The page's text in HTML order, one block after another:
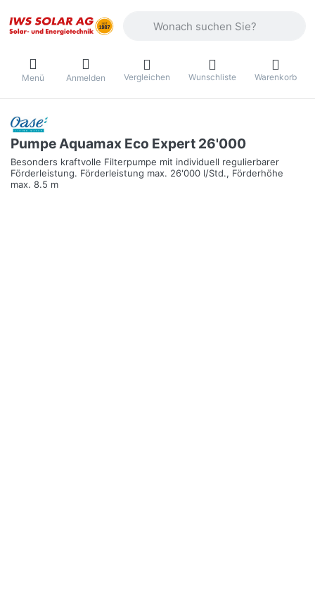
Menü Anmelden Vergleichen Wunschliste Warenkorb
Pumpe Aquamax Eco Expert 26'000
Besonders kraftvolle Filterpumpe mit individuell regulierbarer
Förderleistung. Förderleistung max. 26'000 l/Std., Förderhöhe
max. 8.5 m